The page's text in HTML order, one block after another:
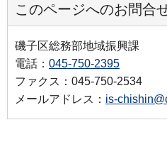
このページへのお問合
磯子区総務部地域振興課
電話： 045-750-2395
ファクス：045-750-2534
メールアドレス： is-